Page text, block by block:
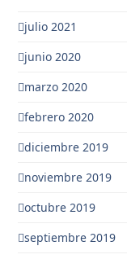
julio 2021
junio 2020
marzo 2020
febrero 2020
diciembre 2019
noviembre 2019
octubre 2019
septiembre 2019